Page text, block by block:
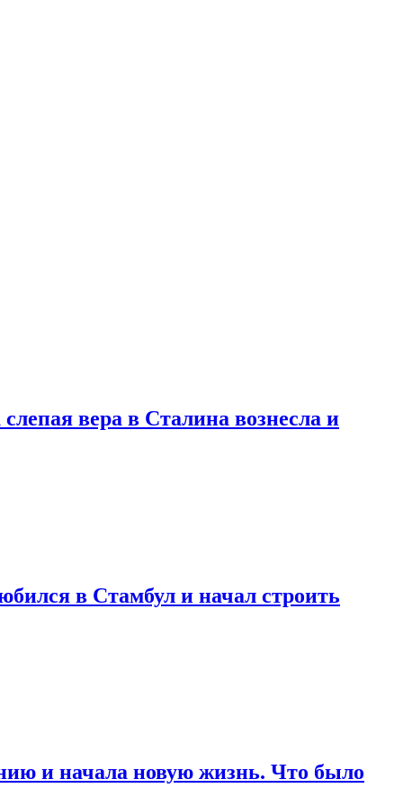
вера в Сталина вознесла и
в Стамбул и начал строить
и начала новую жизнь. Что было